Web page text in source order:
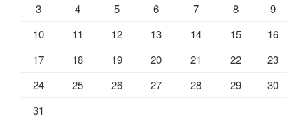
3
4 5 6 7 8
9
10
11 12 13 14 15
16
17
18 19 20 21 22
23
24
25 26 27 28 29
30
31